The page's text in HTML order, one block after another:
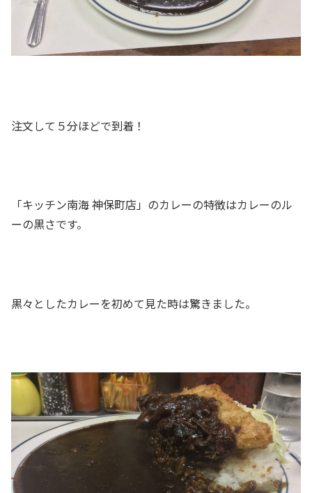
注文して５分ほどで到着！
「キッチン南海 神保町店」のカレーの特徴はカレーのル
ーの黒さです。
黒々としたカレーを初めて見た時は驚きました。